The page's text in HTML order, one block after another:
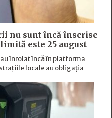
nu sunt încă înscrise
este 25 august
înrolat încă în platforma
locale au obligația